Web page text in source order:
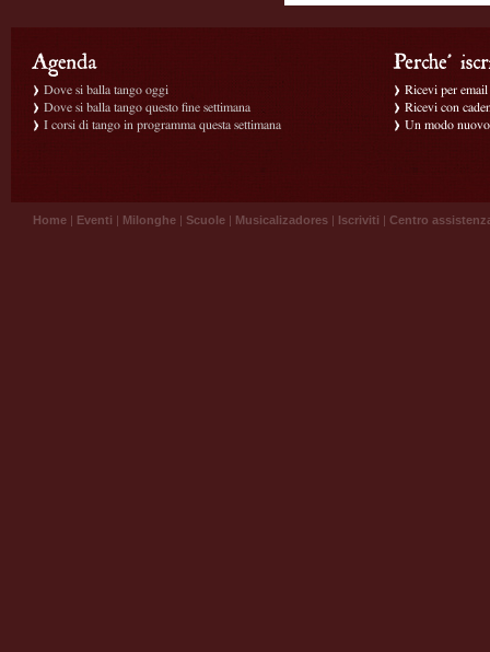
Dove si balla tango oggi
Dove si balla tango questo fine settimana
I corsi di tango in programma questa settimana
Ricevi per
Ricevi con
Un modo
Home | Eventi | Milonghe | Scuole | Musicalizadores | Iscriviti | Centro